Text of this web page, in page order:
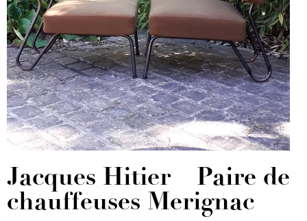
Jacques Hitier – Paire de
chauffeuses Merignac